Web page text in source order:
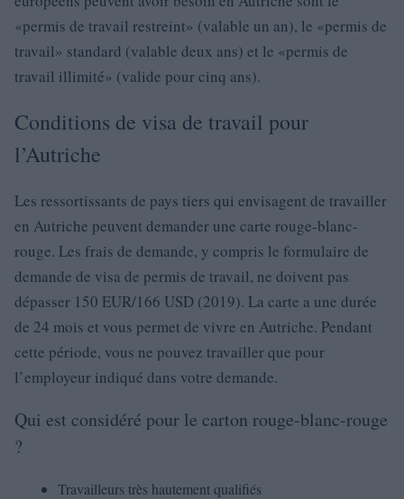
«permis de travail restreint» (valable un an), le «permis de
travail» standard (valable deux ans) et le «permis de
travail illimité» (valide pour cinq ans).
Conditions de visa de travail pour
l’Autriche
Les ressortissants de pays tiers qui envisagent de travailler
en Autriche peuvent demander une carte rouge-blanc-
rouge. Les frais de demande, y compris le formulaire de
demande de visa de permis de travail, ne doivent pas
dépasser 150 EUR/166 USD (2019). La carte a une durée
de 24 mois et vous permet de vivre en Autriche. Pendant
cette période, vous ne pouvez travailler que pour
l’employeur indiqué dans votre demande.
Qui est considéré pour le carton rouge-blanc-rouge
?
Travailleurs très hautement qualifiés